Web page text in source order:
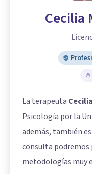
Cecilia
La terapeuta
Psicología por la
además, también
consulta podremos
metodologías muy